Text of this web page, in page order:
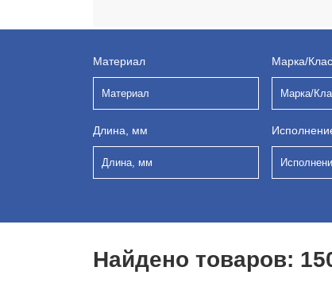
Материал
Материал
Марка/
Марка/
Длина, мм
Длина, мм
Найдено товаров: